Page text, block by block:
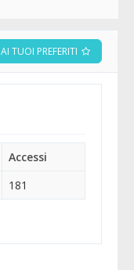
TUOI PREFERITI
Accessi
181